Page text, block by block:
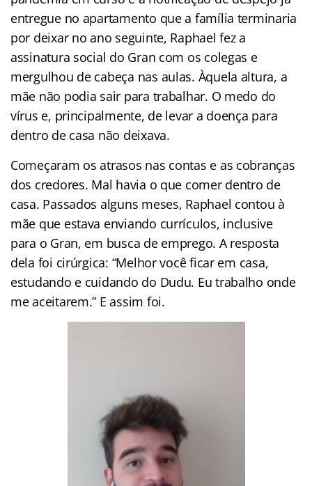
entregue no apartamento que a família terminaria
por deixar no ano seguinte, Raphael fez a
assinatura social do Gran com os colegas e
mergulhou de cabeça nas aulas. Àquela altura, a
mãe não podia sair para trabalhar. O medo do
vírus e, principalmente, de levar a doença para
dentro de casa não deixava.
Começaram os atrasos nas contas e as cobranças
dos credores. Mal havia o que comer dentro de
casa. Passados alguns meses, Raphael contou à
mãe que estava enviando currículos, inclusive
para o Gran, em busca de emprego. A resposta
dela foi cirúrgica: “Melhor você ficar em casa,
estudando e cuidando do Dudu. Eu trabalho onde
me aceitarem.” E assim foi.